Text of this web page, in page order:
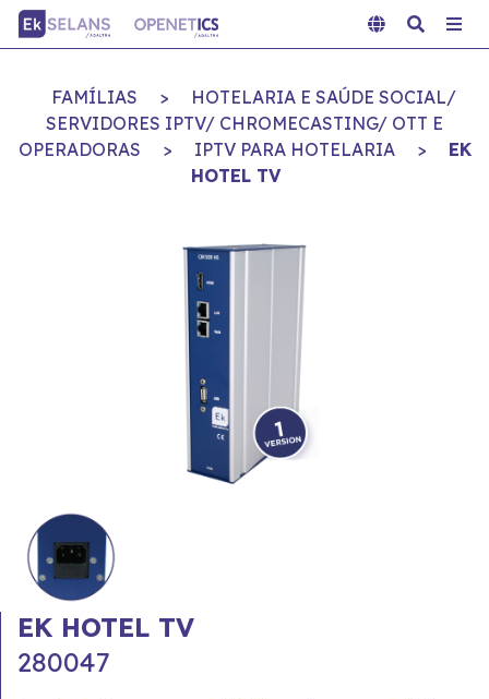
FAMÍLIAS >
HOTELARIA E SAÚDE SOCIAL/
SERVIDORES IPTV/ CHROMECASTING/ OTT E
OPERADORAS
> IPTV PARA HOTELARIA >
EK
HOTEL TV
EK HOTEL TV
280047